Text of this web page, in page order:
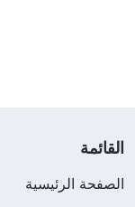
القائمة
الصفحة الرئيسية